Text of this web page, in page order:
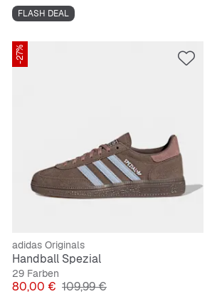
FLASH DEAL
-27%
adidas Originals
Handball Spezial
29 Farben
Preis
80,00 € Originalpreis
109,99 €